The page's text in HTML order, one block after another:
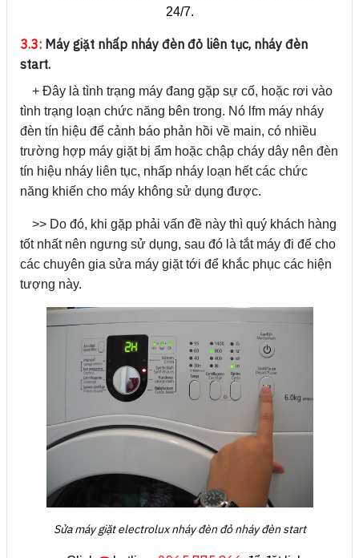
24/7.
3.3: Máy giặt nhấp nháy đèn đỏ liên tục, nháy đèn
start.
+ Đây là tình trạng máy đang gặp sự cố, hoặc rơi vào
tình trạng loạn chức năng bên trong. Nó lfm máy nháy
đèn tín hiệu để cảnh báo phản hồi về main, có nhiều
trường hợp máy giặt bị ẩm hoặc chập cháy dây nên đèn
tín hiệu nháy liên tục, nhấp nháy loạn hết các chức
năng khiến cho máy không sử dụng được.
>> Do đó, khi gặp phải vấn đề này thì quý khách hàng
tốt nhất nên ngưng sử dụng, sau đó là tắt máy đi để cho
các chuyên gia sửa máy giặt tới để khắc phục các hiện
tượng này.
Sửa máy giặt electrolux nháy đèn đỏ nháy đèn start